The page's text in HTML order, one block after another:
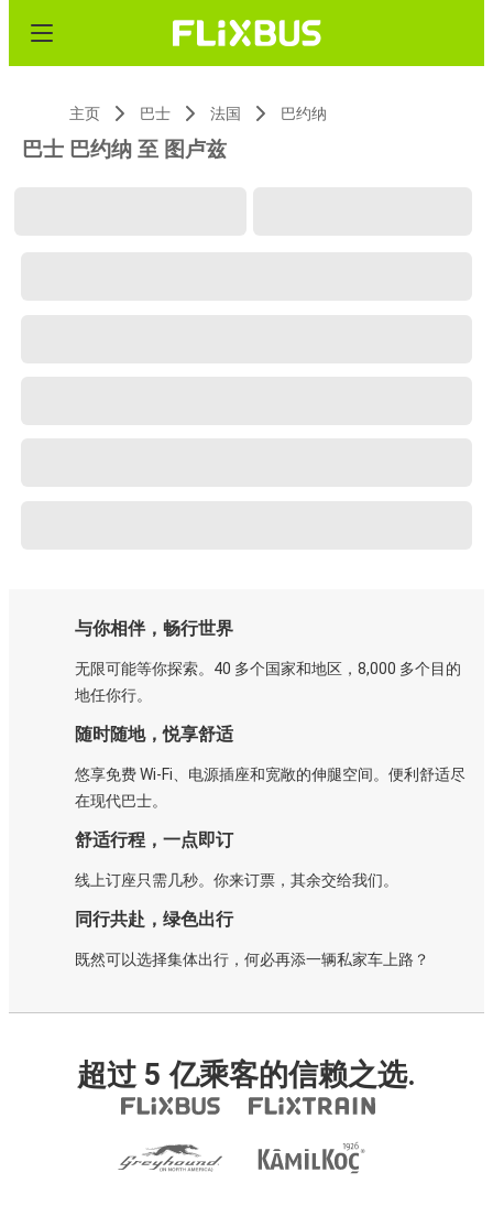
主页 巴士 法国 巴约纳
巴士 巴约纳 至 图卢兹
与你相伴，畅行世界
无限可能等你探索。40 多个国家和地区，8,000 多个目的
地任你行。
随时随地，悦享舒适
悠享免费 Wi-Fi、电源插座和宽敞的伸腿空间。便利舒适尽
在现代巴士。
舒适行程，一点即订
线上订座只需几秒。你来订票，其余交给我们。
同行共赴，绿色出行
既然可以选择集体出行，何必再添一辆私家车上路？
超过 5 亿乘客的信赖之选.